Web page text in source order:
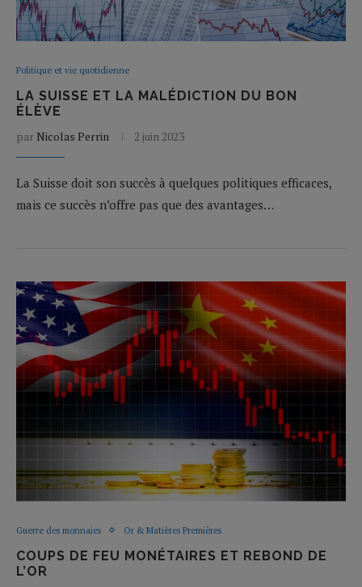
Politique et vie quotidienne
LA SUISSE ET LA MALÉDICTION DU BON
ÉLÈVE
par Nicolas Perrin 2 juin 2023
La Suisse doit son succès à quelques politiques efficaces,
mais ce succès n’offre pas que des avantages…
Guerre des monnaies Or & Matières Premières
COUPS DE FEU MONÉTAIRES ET REBOND DE
L’OR